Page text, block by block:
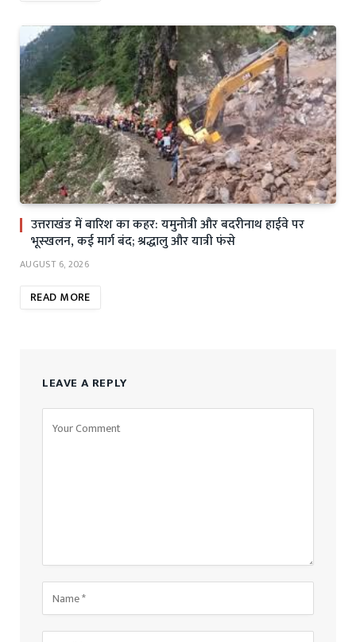
उत्तराखंड में बारिश का कहर: यमुनोत्री और बदरीनाथ हाईवे पर
भूस्खलन, कई मार्ग बंद; श्रद्धालु और यात्री फंसे
AUGUST 6, 2026
READ MORE
LEAVE A REPLY